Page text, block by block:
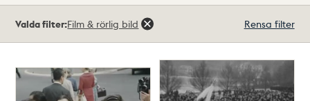
träffar
Valda filter:Film & rörlig bild Rensa filter